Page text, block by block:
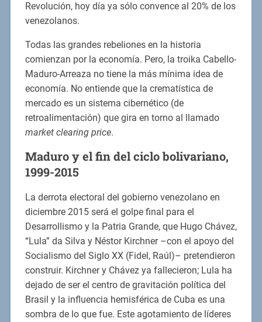
Revolución, hoy día ya sólo convence al 20% de los
venezolanos.
Todas las grandes rebeliones en la historia
comienzan por la economía. Pero, la troika Cabello-
Maduro-Arreaza no tiene la más mínima idea de
economía. No entiende que la crematística de
mercado es un sistema cibernético (de
retroalimentación) que gira en torno al llamado
market clearing price.
Maduro y el fin del ciclo bolivariano,
1999-2015
La derrota electoral del gobierno venezolano en
diciembre 2015 será el golpe final para el
Desarrollismo y la Patria Grande, que Hugo Chávez,
“Lula” da Silva y Néstor Kirchner –con el apoyo del
Socialismo del Siglo XX (Fidel, Raúl)– pretendieron
construir. Kirchner y Chávez ya fallecieron; Lula ha
dejado de ser el centro de gravitación política del
Brasil y la influencia hemisférica de Cuba es una
sombra de lo que fue. Este agotamiento de líderes